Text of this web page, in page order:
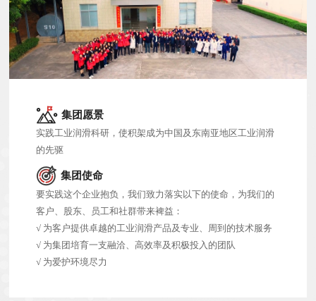
集团愿景
实践工业润滑科研，使积架成为中国及东南亚地区工业润滑
的先驱
集团使命
要实践这个企业抱负，我们致力落实以下的使命，为我们的
客户、股东、员工和社群带来裨益：
√ 为客户提供卓越的工业润滑产品及专业、周到的技术服务
√ 为集团培育一支融洽、高效率及积极投入的团队
√ 为爱护环境尽力